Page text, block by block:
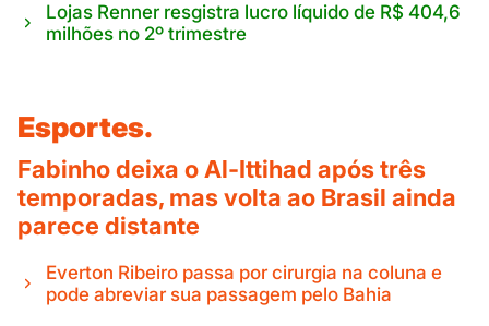
Lojas Renner resgistra lucro líquido de R$ 404,6
milhões no 2º trimestre
Esportes.
Fabinho deixa o Al-Ittihad após três
temporadas, mas volta ao Brasil ainda
parece distante
Everton Ribeiro passa por cirurgia na coluna e
pode abreviar sua passagem pelo Bahia